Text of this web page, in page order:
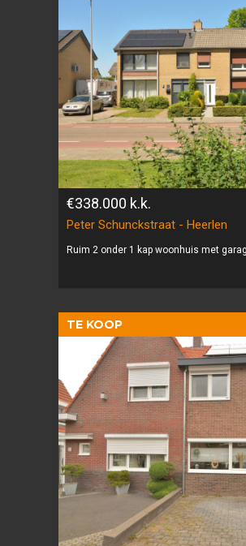
€338.000 k.k.
Peter Schunckstraat - Heerlen
Ruim 2 onder 1 kap woonhuis met
TE KOOP